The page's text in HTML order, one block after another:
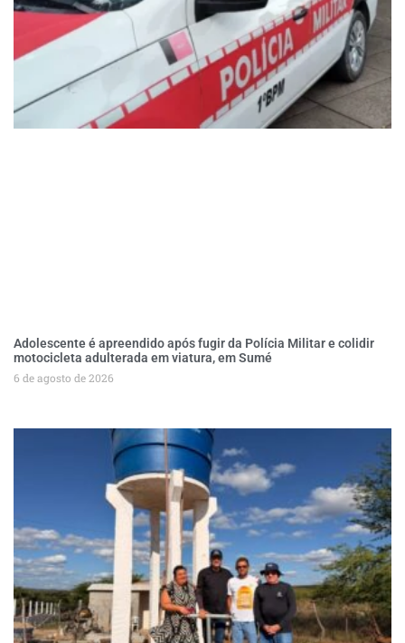
Adolescente é apreendido após fugir da Polícia Militar e colidir
motocicleta adulterada em viatura, em Sumé
6 de agosto de 2026